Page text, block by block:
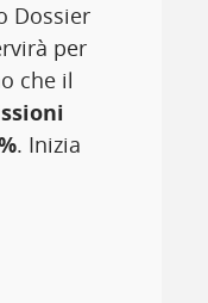
Dossier
per
che il
. Inizia